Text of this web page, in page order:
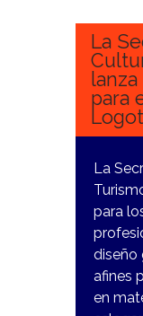
La
para
La
para
diseño
afines
en